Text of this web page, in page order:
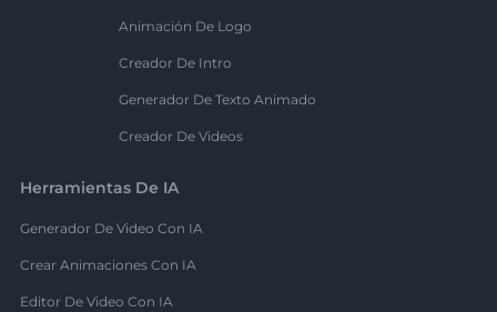
Animación De Logo
Creador De Intro
Generador De Texto Animado
Creador De Videos
Herramientas De IA
Generador De Video Con IA
Crear Animaciones Con IA
Editor De Video Con IA